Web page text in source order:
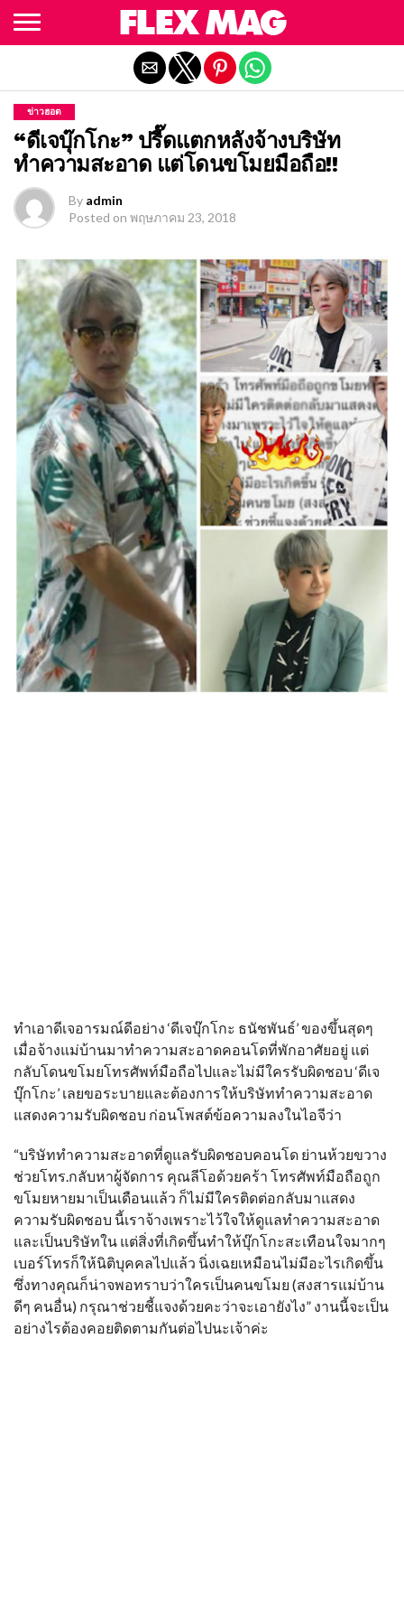
ข่าวฮอต
“ดีเจบุ๊กโกะ” ปรี๊ดแตกหลังจ้างบริษัท
ทำความสะอาด แต่โดนขโมยมือถือ!!
By admin
Posted on พฤษภาคม 23, 2018
ทำเอาดีเจอารมณ์ดีอย่าง ‘ดีเจบุ๊กโกะ ธนัชพันธ์’ ของขึ้นสุดๆ
เมื่อจ้างแม่บ้านมาทำความสะอาดคอนโดที่พักอาศัยอยู่ แต่
กลับโดนขโมยโทรศัพท์มือถือไปและไม่มีใครรับผิดชอบ ‘ดีเจ
บุ๊กโกะ’ เลยขอระบายและต้องการให้บริษัททำความสะอาด
แสดงความรับผิดชอบ ก่อนโพสต์ข้อความลงในไอจีว่า
“บริษัททำความสะอาดที่ดูแลรับผิดชอบคอนโด ย่านห้วยขวาง
ช่วยโทร.กลับหาผู้จัดการ คุณลีโอด้วยคร้า โทรศัพท์มือถือถูก
ขโมยหายมาเป็นเดือนแล้ว ก็ไม่มีใครติดต่อกลับมาแสดง
ความรับผิดชอบ นี้เราจ้างเพราะไว้ใจให้ดูแลทำความสะอาด
และเป็นบริษัทใน แต่สิ่งที่เกิดขึ้นทำให้บุ๊กโกะสะเทือนใจมากๆ
เบอร์โทรก็ให้นิติบุคคลไปแล้ว นิ่งเฉยเหมือนไม่มีอะไรเกิดขึ้น
ซึ่งทางคุณก็น่าจพอทราบว่าใครเป็นคนขโมย (สงสารแม่บ้าน
ดีๆ คนอื่น) กรุณาช่วยชี้แจงด้วยคะว่าจะเอายังไง” งานนี้จะเป็น
อย่างไรต้องคอยติดตามกันต่อไปนะเจ้าค่ะ
Exit mobile version